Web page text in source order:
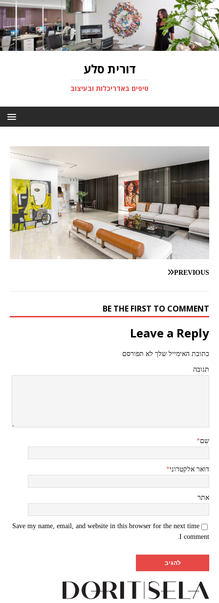
דורית סלע
טיפים באדריכלות ובעיצוב
PREVIOUS
BE THE FIRST TO COMMENT
Leave a Reply
כתובת האימייל שלך לא תפורסם
תגובה
שם*
דואר אלקטרוני*
אתר
Save my name, email, and website in this browser for the next time
I comment.